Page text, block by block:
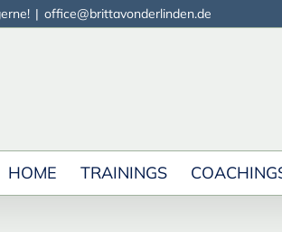
| office@brittavonderlinden.de
HOME TRAININGS